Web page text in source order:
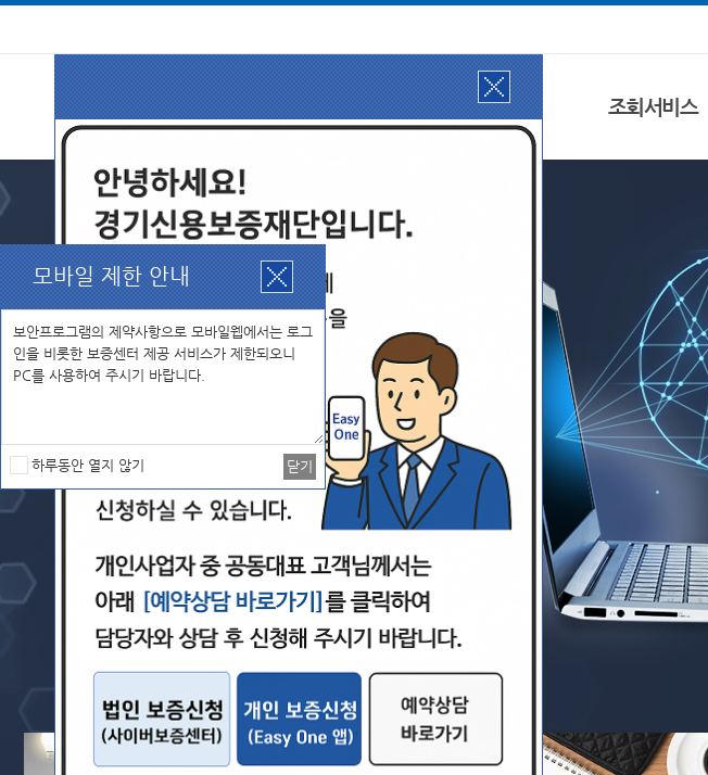
뉴
신청서비스 조회서비스
경기신용보증재단
사이버보증센터
인터넷을 통하여 편리하게 보증관련 업무를
신청·조회하실 수 있는 서비스입니다.
모바일 제한 안내
하루동안 열지 않기 닫기